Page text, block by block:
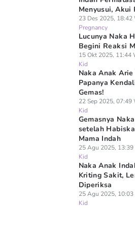
Menyusui, Akui
23 Des 2025, 18:42
Pregnancy
Lucunya Naka
Begini Reaksi
15 Okt 2025, 11:44
Kid
Naka Anak
Papanya
Gemas!
22 Sep 2025, 07:49
Kid
Gemasnya
setelah
Mama Indah
25 Agu 2025, 13:39
Kid
Naka Anak
Kriting Sakit,
Diperiksa
25 Agu 2025, 10:03
Kid